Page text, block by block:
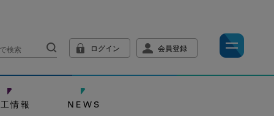
ログイン 会員登録
情報 NEWS